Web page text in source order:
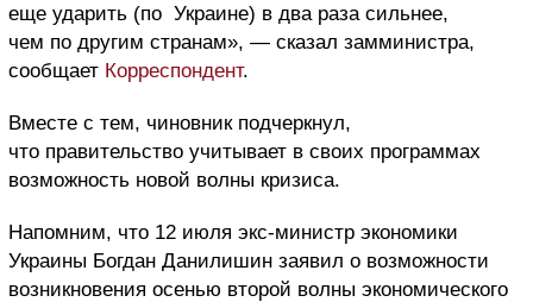
еще ударить (по Украине) в два раза сильнее,
чем по другим странам», — сказал замминистра,
сообщает Корреспондент.
Вместе с тем, чиновник подчеркнул,
что правительство учитывает в своих программах
возможность новой волны кризиса.
Напомним, что 12 июля экс-министр экономики
Украины Богдан Данилишин заявил о возможности
возникновения осенью второй волны экономического